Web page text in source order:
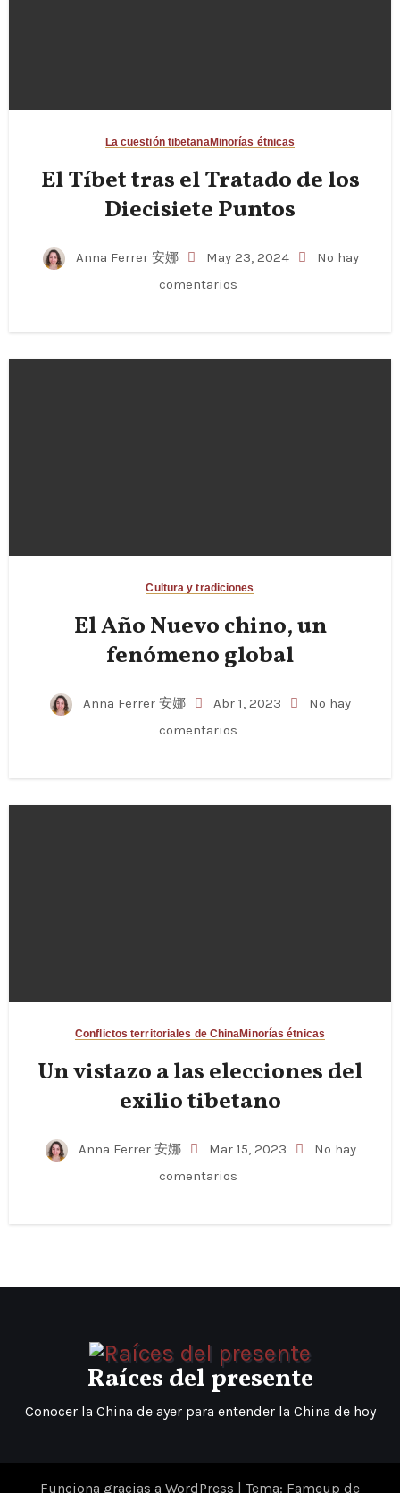
La cuestión tibetanaMinorías étnicas
El Tíbet tras el Tratado de los
Diecisiete Puntos
Anna Ferrer 安娜 May 23, 2024
No hay
comentarios
Cultura y tradiciones
El Año Nuevo chino, un
fenómeno global
Anna Ferrer 安娜 Abr 1, 2023
No hay
comentarios
Conflictos territoriales de ChinaMinorías étnicas
Un vistazo a las elecciones del
exilio tibetano
Anna Ferrer 安娜 Mar 15, 2023
No hay
comentarios
Raíces del presente
Conocer la China de ayer para entender la China de hoy
Funciona gracias a WordPress | Tema: Fameup de